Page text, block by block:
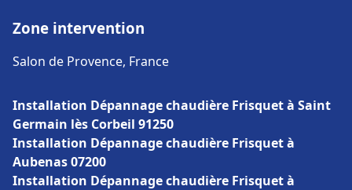
Zone intervention
Salon de Provence, France
Installation Dépannage chaudière Frisquet à Saint
Germain lès Corbeil 91250
Installation Dépannage chaudière Frisquet à
Aubenas 07200
Installation Dépannage chaudière Frisquet à